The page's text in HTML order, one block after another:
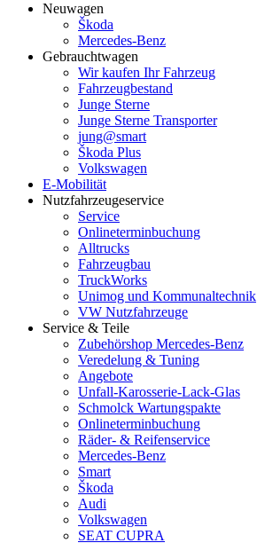
Neuwagen
Škoda
Mercedes-Benz
Gebrauchtwagen
Wir kaufen Ihr Fahrzeug
Fahrzeugbestand
Junge Sterne
Junge Sterne Transporter
jung@smart
Škoda Plus
Volkswagen
E-Mobilität
Nutzfahrzeugeservice
Service
Onlineterminbuchung
Alltrucks
Fahrzeugbau
TruckWorks
Unimog und Kommunaltechnik
VW Nutzfahrzeuge
Service & Teile
Zubehörshop Mercedes-Benz
Veredelung & Tuning
Angebote
Unfall-Karosserie-Lack-Glas
Schmolck Wartungspakte
Onlineterminbuchung
Räder- & Reifenservice
Mercedes-Benz
Smart
Škoda
Audi
Volkswagen
SEAT CUPRA